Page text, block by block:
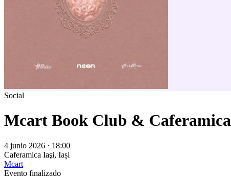
Social
Mcart Book Club &
4 junio 2026 · 18:00
Caferamica Iaşi, Iași
Mcart
Evento finalizado